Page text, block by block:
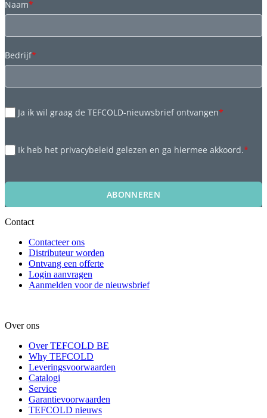
Naam*
Bedrijf*
Ja ik wil graag de TEFCOLD-nieuwsbrief ontvangen*
Ik heb het privacybeleid gelezen en ga hiermee akkoord.*
ABONNEREN
Contact
Contacteer ons
Distributeur worden
Ontvang een offerte
Login aanvragen
Aanmelden voor de nieuwsbrief
Over ons
Over TEFCOLD BE
Why TEFCOLD
Leveringsvoorwaarden
Catalogi
Service
Garantievoorwaarden
TEFCOLD nieuws